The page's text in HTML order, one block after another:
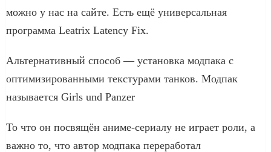
можно у нас на сайте. Есть ещё универсальная
программа Leatrix Latency Fix.
Альтернативный способ — установка модпака с
оптимизированными текстурами танков. Модпак
называется Girls und Panzer
То что он посвящён аниме-сериалу не играет роли, а
важно то, что автор модпака переработал